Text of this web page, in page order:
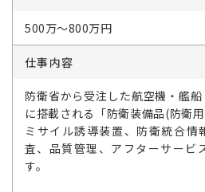
500万～800万円
仕事内容
防衛省から受注した航空機・艦
に搭載される「防衛装備品(防衛
ミサイル誘導装置、防衛統合
査、品質管理、アフターサービ
す。